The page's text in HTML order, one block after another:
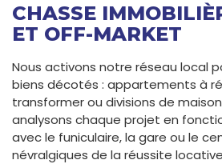
CHASSE
ET OFF-MARKET
Nous activons notre réseau local
biens décotés : appartements à
transformer ou divisions de
analysons chaque projet en
avec le funiculaire, la gare ou le
névralgiques de la réussite